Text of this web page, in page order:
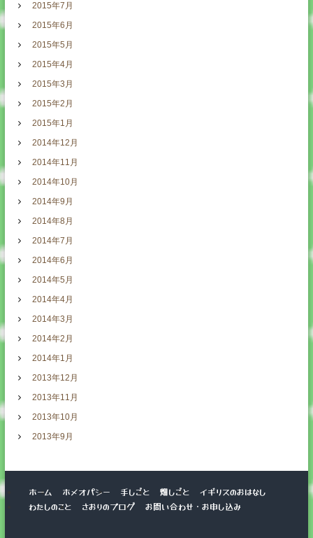
2015年7月
2015年6月
2015年5月
2015年4月
2015年3月
2015年2月
2015年1月
2014年12月
2014年11月
2014年10月
2014年9月
2014年8月
2014年7月
2014年6月
2014年5月
2014年4月
2014年3月
2014年2月
2014年1月
2013年12月
2013年11月
2013年10月
2013年9月
ホーム ホメオパシー 手しごと 畑しごと
イギリスのおはなし
わたしのこと
さおりのブログ お問い合わせ・お申し込み